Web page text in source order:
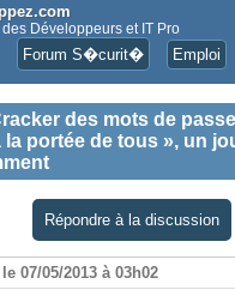
des Développeurs et IT Pro
Forum S�curit� Emploi
des mots de
la portée de tous », un
Répondre à la discussion
le 07/05/2013 à 03h02